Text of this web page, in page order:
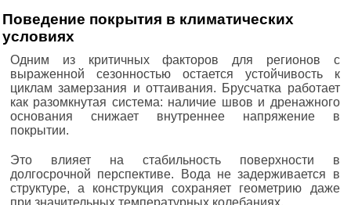
Поведение покрытия в климатических
условиях
Одним из критичных факторов для регионов с
выраженной сезонностью остается устойчивость к
циклам замерзания и оттаивания. Брусчатка работает
как разомкнутая система: наличие швов и дренажного
основания снижает внутреннее напряжение в
покрытии.
Это влияет на стабильность поверхности в
долгосрочной перспективе. Вода не задерживается в
структуре, а конструкция сохраняет геометрию даже
при значительных температурных колебаниях.